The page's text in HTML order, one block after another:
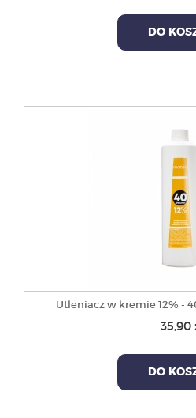
DO
Utleniacz w kremie 12% -
35,90
DO